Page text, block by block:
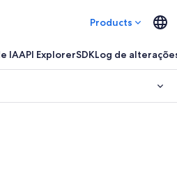
Products
IAAPI ExplorerSDKLog de